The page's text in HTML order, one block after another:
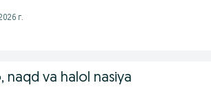
г.
naqd va halol nasiya